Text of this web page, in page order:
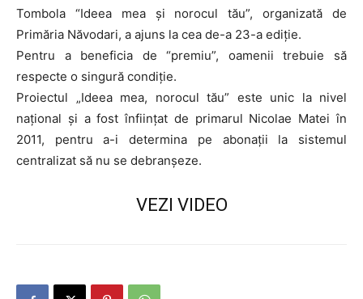
Tombola “Ideea mea şi norocul tău”, organizată de
Primăria Năvodari, a ajuns la cea de-a 23-a ediţie.
Pentru a beneficia de “premiu”, oamenii trebuie să
respecte o singură condiție.
Proiectul „Ideea mea, norocul tău” este unic la nivel
naţional şi a fost înfiinţat de primarul Nicolae Matei în
2011, pentru a-i determina pe abonaţii la sistemul
centralizat să nu se debranşeze.
VEZI VIDEO